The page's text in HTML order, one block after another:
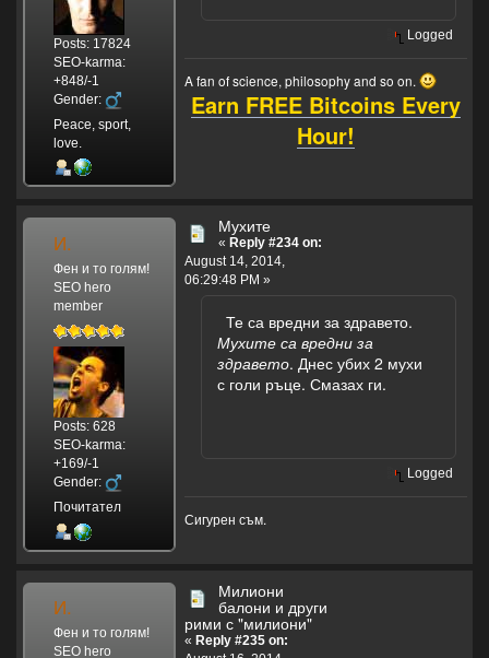
Posts: 17824
SEO-karma:
+848/-1
Gender:
Peace, sport,
love.
Logged
A fan of science, philosophy and so on.
Earn FREE Bitcoins Every
Hour!
И.
Фен и то голям!
SEO hero
member
Posts: 628
SEO-karma:
+169/-1
Gender:
Почитател
Мухите
« Reply #234 on:
August 14, 2014,
06:29:48 PM »
Те са вредни за здравето.
Мухите са вредни за
здравето. Днес убих 2 мухи
с голи ръце. Смазах ги.
Logged
Сигурен съм.
И.
Фен и то голям!
SEO hero
Милиони
балони и други
рими с "милиони"
« Reply #235 on: